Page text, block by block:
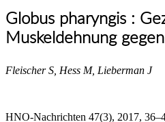
Globus pharyngis :
Muskeldehnung
Fleischer S, Hess M, Lieberman J
HNO-Nachrichten 47(3), 2017,